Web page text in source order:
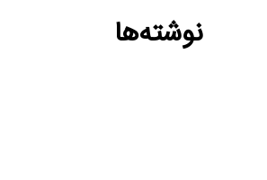
نوشته‌ها